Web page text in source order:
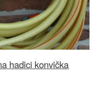
hadici konvička